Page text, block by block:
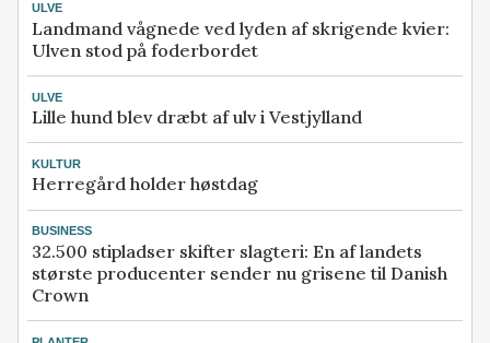
ULVE
Landmand vågnede ved lyden af skrigende kvier:
Ulven stod på foderbordet
ULVE
Lille hund blev dræbt af ulv i Vestjylland
KULTUR
Herregård holder høstdag
BUSINESS
32.500 stipladser skifter slagteri: En af landets
største producenter sender nu grisene til Danish
Crown